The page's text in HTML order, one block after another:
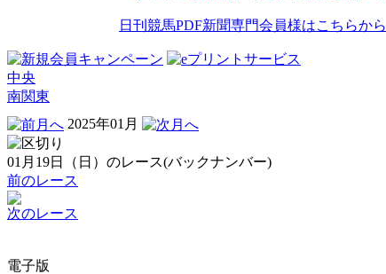
日刊競馬PDF新聞専門会員様はこちらから
中央
南関東
2025年01月
01月19日（日）のレース(バックナンバー)
前のレース
次のレース
電子版